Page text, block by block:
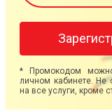
* Промокодом можно
личном кабинете. Не
на все услуги, кроме